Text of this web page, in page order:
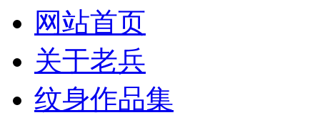
网站首页
关于老兵
纹身作品集